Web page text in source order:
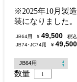
※2025年10月製
装になりました。
JB64用 ¥ 49,500
税込
JB74･JC74用
¥ 49,500
数量